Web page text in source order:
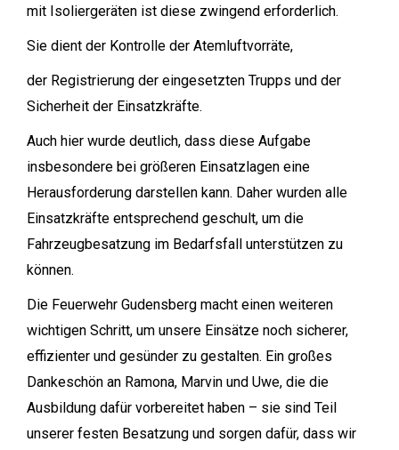
mit Isoliergeräten ist diese zwingend erforderlich.
Sie dient der Kontrolle der Atemluftvorräte,
der Registrierung der eingesetzten Trupps und der
Sicherheit der Einsatzkräfte.
Auch hier wurde deutlich, dass diese Aufgabe
insbesondere bei größeren Einsatzlagen eine
Herausforderung darstellen kann. Daher wurden alle
Einsatzkräfte entsprechend geschult, um die
Fahrzeugbesatzung im Bedarfsfall unterstützen zu
können.
Die Feuerwehr Gudensberg macht einen weiteren
wichtigen Schritt, um unsere Einsätze noch sicherer,
effizienter und gesünder zu gestalten. Ein großes
Dankeschön an Ramona, Marvin und Uwe, die die
Ausbildung dafür vorbereitet haben – sie sind Teil
unserer festen Besatzung und sorgen dafür, dass wir